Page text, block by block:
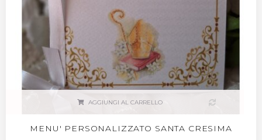
AGGIUNGI AL CARRELLO
MENU' PERSONALIZZATO SANTA CRESIMA